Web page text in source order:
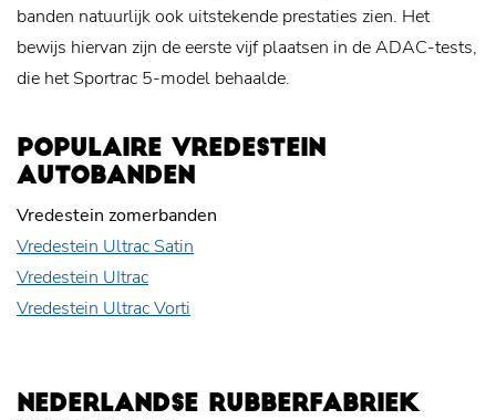
banden natuurlijk ook uitstekende prestaties zien. Het
bewijs hiervan zijn de eerste vijf plaatsen in de ADAC-tests,
die het Sportrac 5-model behaalde.
POPULAIRE VREDESTEIN
AUTOBANDEN
Vredestein zomerbanden
Vredestein Ultrac Satin
Vredestein UItrac
Vredestein Ultrac Vorti
NEDERLANDSE RUBBERFABRIEK